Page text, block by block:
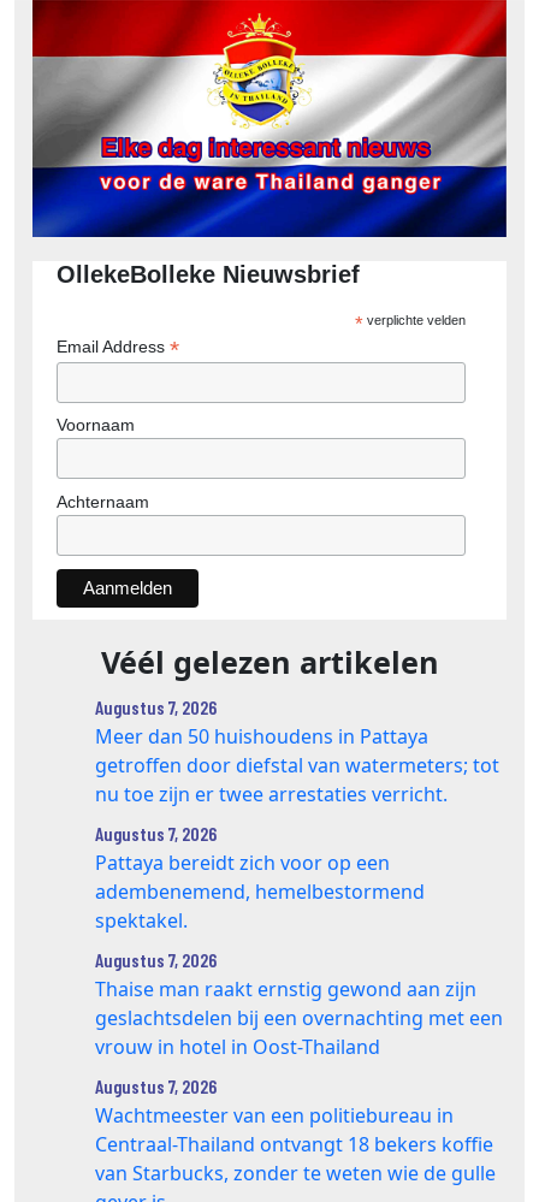
OllekeBolleke Nieuwsbrief
*verplichte velden
Email Address *
Voornaam
Achternaam
Véél gelezen artikelen
Augustus 7, 2026
Meer dan 50 huishoudens in Pattaya
getroffen door diefstal van watermeters; tot
nu toe zijn er twee arrestaties verricht.
Augustus 7, 2026
Pattaya bereidt zich voor op een
adembenemend, hemelbestormend
spektakel.
Augustus 7, 2026
Thaise man raakt ernstig gewond aan zijn
geslachtsdelen bij een overnachting met een
vrouw in hotel in Oost-Thailand
Augustus 7, 2026
Wachtmeester van een politiebureau in
Centraal-Thailand ontvangt 18 bekers koffie
van Starbucks, zonder te weten wie de gulle